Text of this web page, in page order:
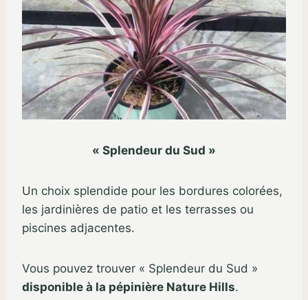
« Splendeur du Sud »
Un choix splendide pour les bordures colorées,
les jardinières de patio et les terrasses ou
piscines adjacentes.
Vous pouvez trouver « Splendeur du Sud »
disponible à la pépinière Nature Hills.